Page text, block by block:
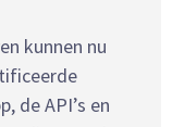
kunnen nu
de API’s en